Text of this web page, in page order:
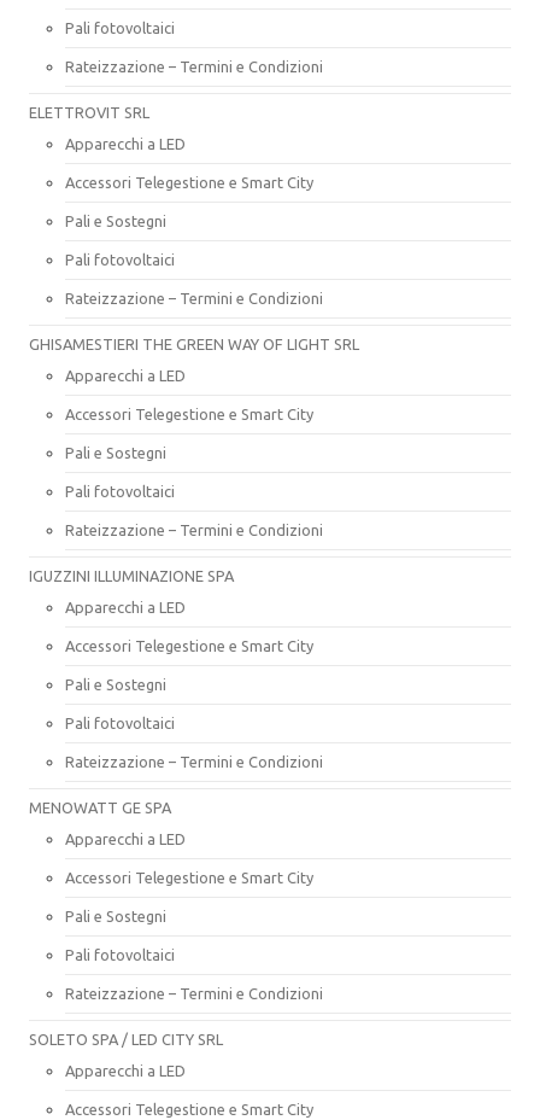
Pali fotovoltaici
Rateizzazione – Termini e Condizioni
ELETTROVIT SRL
Apparecchi a LED
Accessori Telegestione e Smart City
Pali e Sostegni
Pali fotovoltaici
Rateizzazione – Termini e Condizioni
GHISAMESTIERI THE GREEN WAY OF LIGHT SRL
Apparecchi a LED
Accessori Telegestione e Smart City
Pali e Sostegni
Pali fotovoltaici
Rateizzazione – Termini e Condizioni
IGUZZINI ILLUMINAZIONE SPA
Apparecchi a LED
Accessori Telegestione e Smart City
Pali e Sostegni
Pali fotovoltaici
Rateizzazione – Termini e Condizioni
MENOWATT GE SPA
Apparecchi a LED
Accessori Telegestione e Smart City
Pali e Sostegni
Pali fotovoltaici
Rateizzazione – Termini e Condizioni
SOLETO SPA / LED CITY SRL
Apparecchi a LED
Accessori Telegestione e Smart City